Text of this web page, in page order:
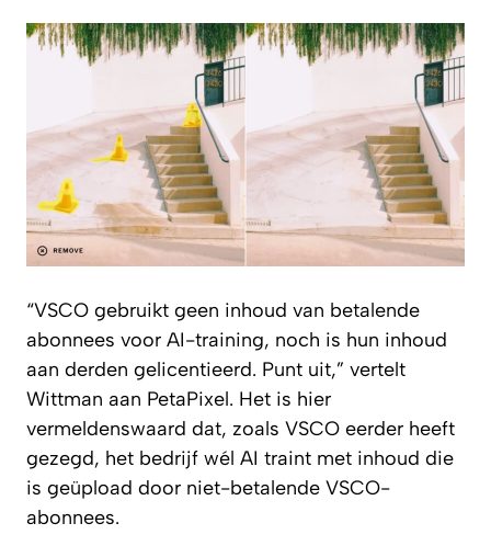
“VSCO gebruikt geen inhoud van betalende
abonnees voor AI-training, noch is hun inhoud
aan derden gelicentieerd. Punt uit,” vertelt
Wittman aan PetaPixel. Het is hier
vermeldenswaard dat, zoals VSCO eerder heeft
gezegd, het bedrijf wél AI traint met inhoud die
is geüpload door niet-betalende VSCO-
abonnees.